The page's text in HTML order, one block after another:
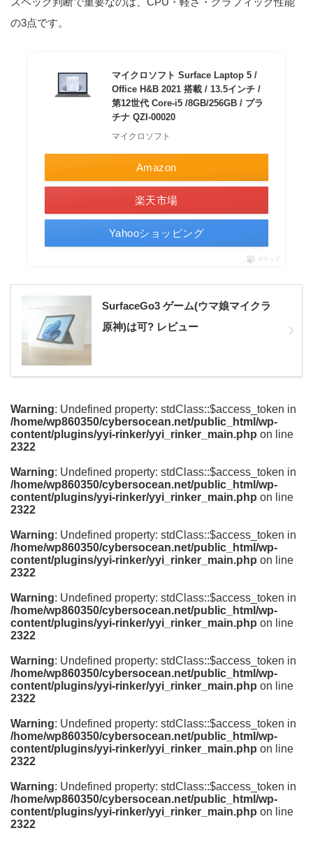
の3点です。
マイクロソフト Surface Laptop 5 /
Office H&B 2021 搭載 / 13.5インチ /
第12世代 Core-i5 /8GB/256GB / プラ
チナ QZI-00020
マイクロソフト
Amazon
楽天市場
Yahooショッピング
ポチップ
SurfaceGo3 ゲーム(ウマ娘マイクラ
原神)は可? レビュー
Warning: Undefined property: stdClass::$access_token in
/home/wp860350/cybersocean.net/public_html/wp-
content/plugins/yyi-rinker/yyi_rinker_main.php on line
2322
Warning: Undefined property: stdClass::$access_token in
/home/wp860350/cybersocean.net/public_html/wp-
content/plugins/yyi-rinker/yyi_rinker_main.php on line
2322
Warning: Undefined property: stdClass::$access_token in
/home/wp860350/cybersocean.net/public_html/wp-
content/plugins/yyi-rinker/yyi_rinker_main.php on line
2322
Warning: Undefined property: stdClass::$access_token in
/home/wp860350/cybersocean.net/public_html/wp-
content/plugins/yyi-rinker/yyi_rinker_main.php on line
2322
Warning: Undefined property: stdClass::$access_token in
/home/wp860350/cybersocean.net/public_html/wp-
content/plugins/yyi-rinker/yyi_rinker_main.php on line
2322
Warning: Undefined property: stdClass::$access_token in
/home/wp860350/cybersocean.net/public_html/wp-
content/plugins/yyi-rinker/yyi_rinker_main.php on line
2322
Warning: Undefined property: stdClass::$access_token in
/home/wp860350/cybersocean.net/public_html/wp-
content/plugins/yyi-rinker/yyi_rinker_main.php on line
2322